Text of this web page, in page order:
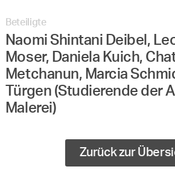
Beteiligte
Naomi Shintani Deibel,
Moser, Daniela Kuich,
Metchanun, Marcia
Türgen (Studierende der
Malerei)
Zurück zur